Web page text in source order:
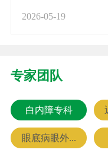
2026-05-19
专家团队
白内障专科
眼底病眼外...